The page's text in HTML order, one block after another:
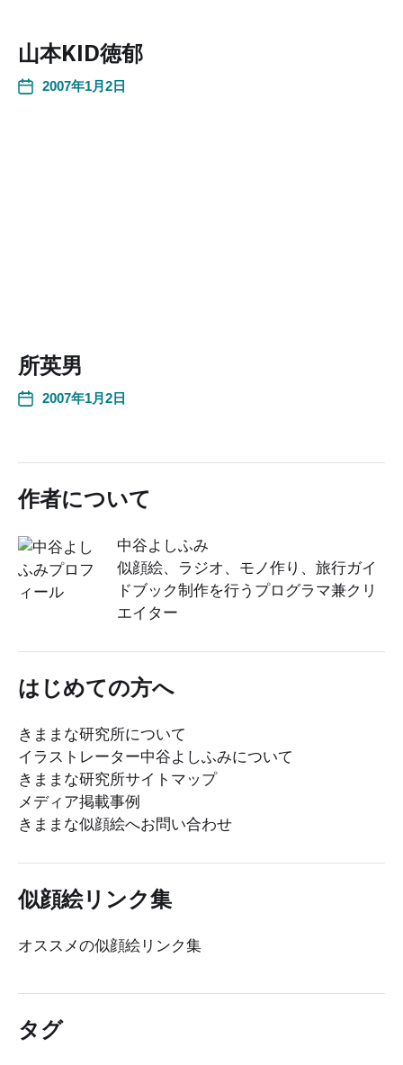
山本KID徳郁
2007年1月2日
所英男
2007年1月2日
作者について
中谷よしふみ
似顔絵、ラジオ、モノ作り、旅行ガイ
ドブック制作を行うプログラマ兼クリ
エイター
はじめての方へ
きままな研究所について
イラストレーター中谷よしふみについて
きままな研究所サイトマップ
メディア掲載事例
きままな似顔絵へお問い合わせ
似顔絵リンク集
オススメの似顔絵リンク集
タグ